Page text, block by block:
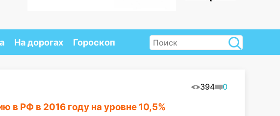
На дорогах Гороскоп
394 0
в РФ в 2016 году на уровне 10,5%